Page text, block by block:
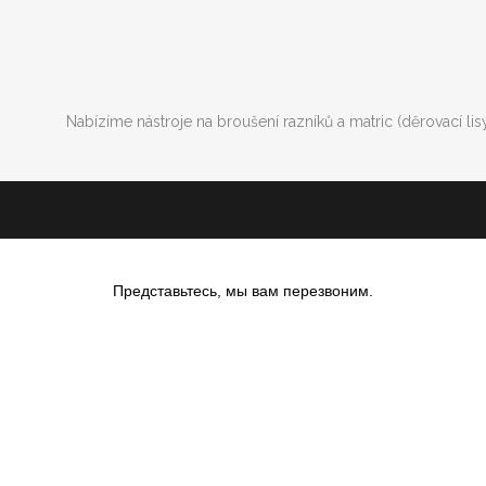
Nabízíme nástroje na broušení razníků a matric (děrovací
Представьтесь, мы вам перезвоним.